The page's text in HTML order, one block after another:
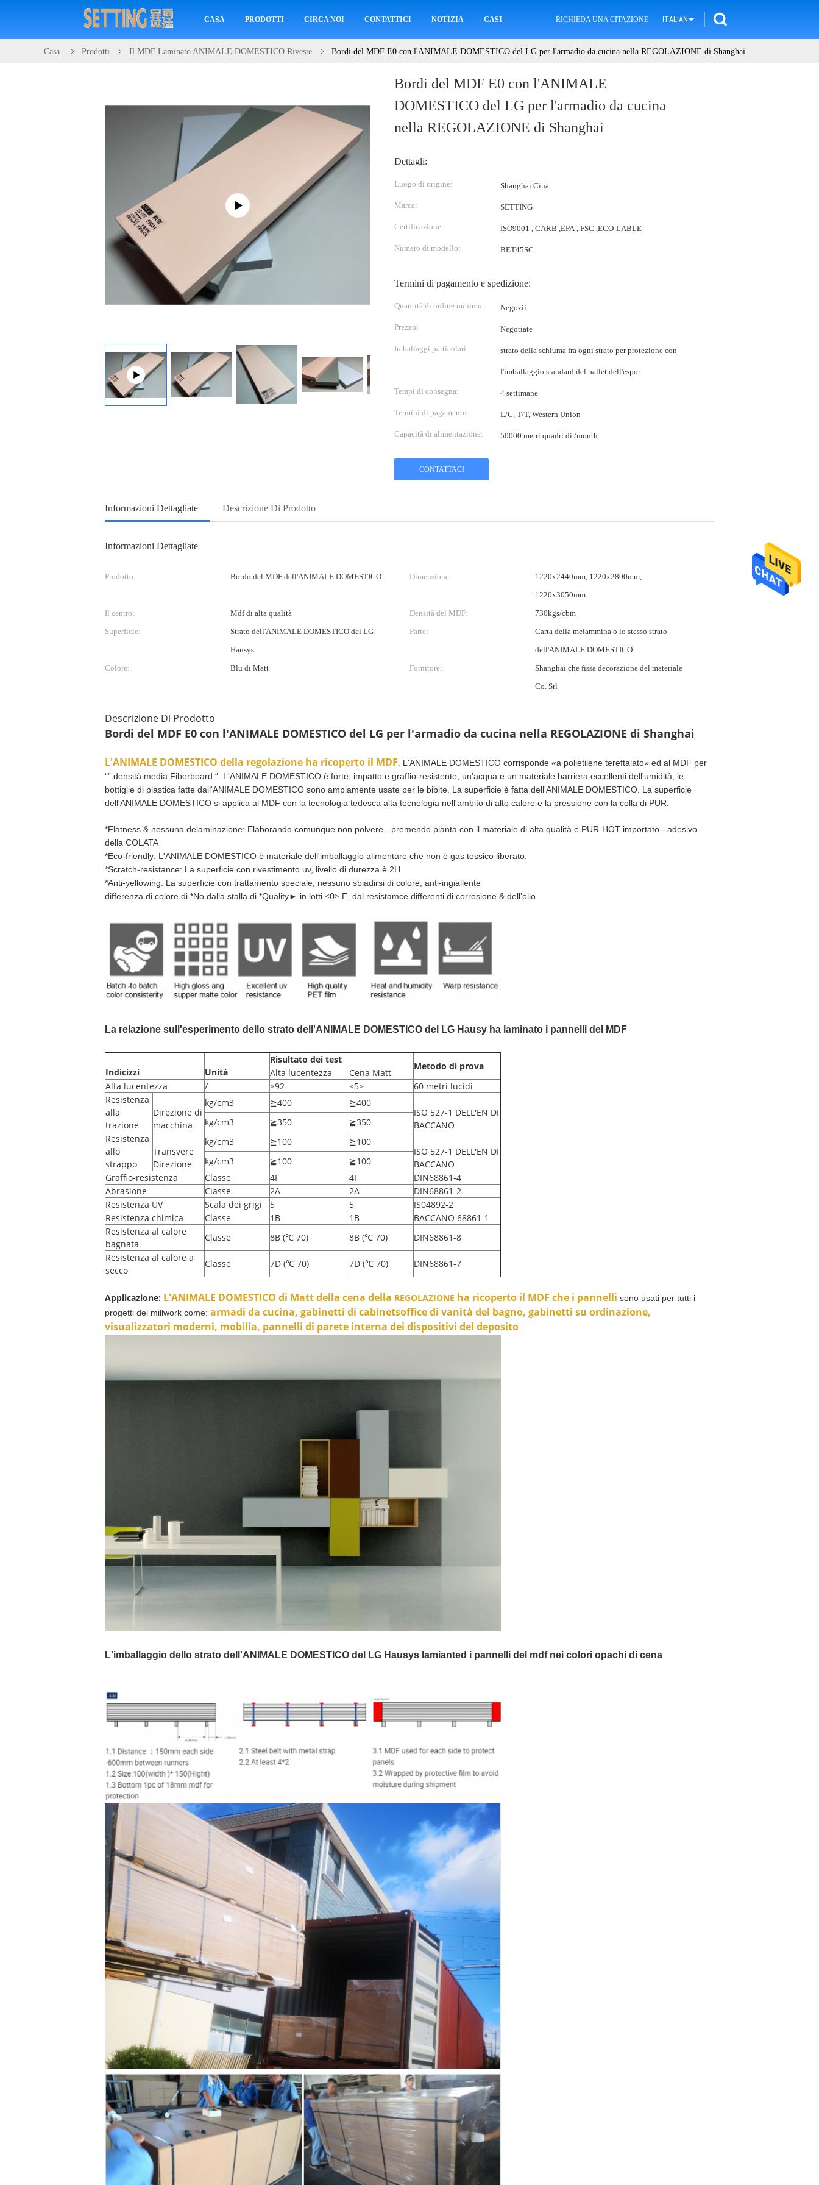
CASA PRODOTTI CIRCA NOI CONTATTICI NOTIZIA CASI RICHIEDA UNA CITAZIONE ITALIAN
Casa Prodotti Il MDF Laminato ANIMALE DOMESTICO Riveste Bordi del MDF E0 con l'ANIMALE DOMESTICO del LG per l'armadio da cucina nella REGOLAZIONE di Shanghai
Bordi del MDF E0 con l'ANIMALE
DOMESTICO del LG per l'armadio da cucina
nella REGOLAZIONE di Shanghai
Dettagli:
Luogo di origine: Shanghai Cina
Marca: SETTING
Certificazione: ISO9001 , CARB ,EPA , FSC ,ECO-LABLE
Numero di modello: BET45SC
Termini di pagamento e spedizione:
Quantità di ordine minimo: Negozii
Prezzo: Negotiate
Imballaggi particolari: strato della schiuma fra ogni strato per protezione con
l'imballaggio standard del pallet dell'espor
Tempi di consegna: 4 settimane
Termini di pagamento: L/C, T/T, Western Union
Capacità di alimentazione: 50000 metri quadri di /month
CONTATTACI
Informazioni Dettagliate Descrizione Di Prodotto
Informazioni Dettagliate
Prodotto: Bordo del MDF dell'ANIMALE DOMESTICO Dimensione:
1220x2440mm, 1220x2800mm,
1220x3050mm
Il centro:
Mdf di alta qualità Densità del MDF:
730kgs/cbm
Superficie:
Strato dell'ANIMALE DOMESTICO del LG
Hausys
Parte:
Carta della melammina o lo stesso strato
dell'ANIMALE DOMESTICO
Colore:
Blu di Matt Fornitore:
Shanghai che fissa decorazione del materiale
Co. Srl
Descrizione Di Prodotto
Bordi del MDF E0 con l'ANIMALE DOMESTICO del LG per l'armadio da cucina nella REGOLAZIONE di Shanghai
L'ANIMALE DOMESTICO della regolazione ha ricoperto il MDF. L'ANIMALE DOMESTICO corrisponde «a polietilene tereftalato» ed al MDF per
“” densità media Fiberboard “. L'ANIMALE DOMESTICO è forte, impatto e graffio-resistente, un'acqua e un materiale barriera eccellenti dell'umidità, le
bottiglie di plastica fatte dall'ANIMALE DOMESTICO sono ampiamente usate per le bibite. La superficie è fatta dell'ANIMALE DOMESTICO. La superficie
dell'ANIMALE DOMESTICO si applica al MDF con la tecnologia tedesca alta tecnologia nell'ambito di alto calore e la pressione con la colla di PUR.
*Flatness & nessuna delaminazione: Elaborando comunque non polvere - premendo pianta con il materiale di alta qualità e PUR-HOT importato - adesivo
della COLATA
*Eco-friendly: L'ANIMALE DOMESTICO è materiale dell'imballaggio alimentare che non è gas tossico liberato.
*Scratch-resistance: La superficie con rivestimento uv, livello di durezza è 2H
*Anti-yellowing: La superficie con trattamento speciale, nessuno sbiadirsi di colore, anti-ingiallente
differenza di colore di *No dalla stalla di *Quality► in lotti <0> E, dal resistamce differenti di corrosione & dell'olio
La relazione sull'esperimento dello strato dell'ANIMALE DOMESTICO del LG Hausy ha laminato i pannelli del MDF
Indicizzi Unità
Risultato dei test
Metodo di prova
Alta lucentezza
Cena Matt
Alta lucentezza
/ >92 <5>
60 metri lucidi
Resistenza
alla
trazione
Direzione di
macchina
kg/cm3 ≧400
≧400
ISO 527-1 DELL'EN DI
BACCANO
kg/cm3 ≧350
≧350
Resistenza
allo
strappo
Transvere
Direzione
kg/cm3 ≧100
≧100
ISO 527-1 DELL'EN DI
BACCANO
kg/cm3 ≧100
≧100
Graffio-resistenza
Classe 4F 4F
DIN68861-4
Abrasione
Classe 2A 2A
DIN68861-2
Resistenza UV
Scala dei grigi 5 5
IS04892-2
Resistenza chimica
Classe 1B 1B
BACCANO 68861-1
Resistenza al calore
bagnata
Classe 8B (℃ 70) 8B (℃ 70)
DIN68861-8
Resistenza al calore a
secco
Classe 7D (℃ 70) 7D (℃ 70) DIN68861-7
Applicazione: L'ANIMALE DOMESTICO di Matt della cena della REGOLAZIONE ha ricoperto il MDF che i pannelli sono usati per tutti i
progetti del millwork come: armadi da cucina, gabinetti di cabinetsoffice di vanità del bagno, gabinetti su ordinazione,
visualizzatori moderni, mobilia, pannelli di parete interna dei dispositivi del deposito
L'imballaggio dello strato dell'ANIMALE DOMESTICO del LG Hausys lamianted i pannelli del mdf nei colori opachi di cena